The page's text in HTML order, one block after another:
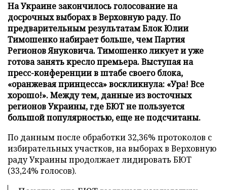
На Украине закончилось голосование на
досрочных выборах в Верховную раду. По
предварительным результатам Блок Юлии
Тимошенко набирает больше, чем Партия
Регионов Януковича. Тимошенко ликует и уже
готова занять кресло премьера. Выступая на
пресс-конференции в штабе своего блока,
«оранжевая принцесса» воскликнула: «Ура! Все
хорошо!». Между тем, данные из восточных
регионов Украины, где БЮТ не пользуется
большой популярностью, еще не подсчитаны.
По данным после обработки 32,36% протоколов с
избирательных участков, на выборах в Верховную
раду Украины продолжает лидировать БЮТ
(33,24% голосов).